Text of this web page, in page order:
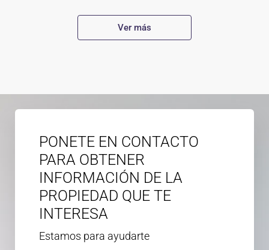
Ver más
PONETE EN CONTACTO
PARA OBTENER
INFORMACIÓN DE LA
PROPIEDAD QUE TE
INTERESA
Estamos para ayudarte